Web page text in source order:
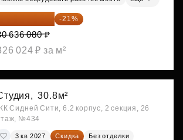
24 202 503 ₽ -21%
636 080 ₽
024 ₽ за м²
30.8м²
Сидней Сити, 6.2 корпус, 2 секция, 26
№434
3 кв 2027 Скидка
Без отделки